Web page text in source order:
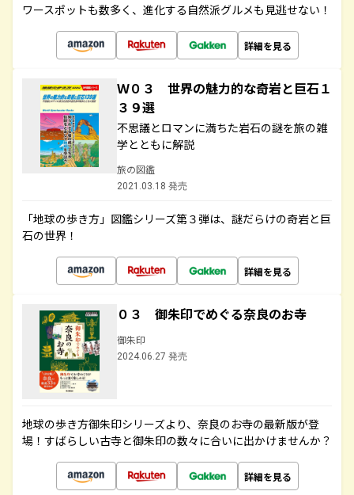
ワースポットも数多く、進化する自然派グルメも見逃せない！
詳細を見る
Ｗ０３ 世界の魅力的な奇岩と巨石１
３９選
不思議とロマンに満ちた岩石の謎を旅の雑
学とともに解説
旅の図鑑
2021.03.18 発売
「地球の歩き方」図鑑シリーズ第３弾は、謎だらけの奇岩と巨
石の世界！
詳細を見る
０３ 御朱印でめぐる奈良のお寺
御朱印
2024.06.27 発売
地球の歩き方御朱印シリーズより、奈良のお寺の最新版が登
場！すばらしい古寺と御朱印の数々に合いに出かけませんか？
詳細を見る